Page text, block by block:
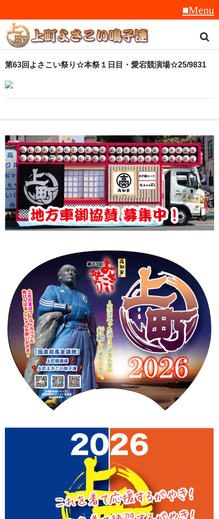
トップ
スタッフ紹介
音楽
衣装
地方車
グッズ
上町Tシャツ
振付
その他
壁紙
お問合せ
スタッフブログ
第63回よさこい祭り☆本祭１日目・愛宕競演場☆25/9831